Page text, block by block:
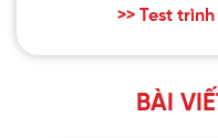
>> Test
BÀI